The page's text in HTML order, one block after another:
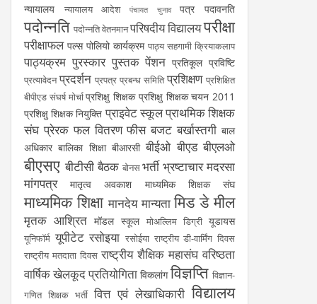
न्यायालय न्यायालय आदेश पंचायत चुनाव पत्र पदावनति
पदोन्नति पदोन्नति वेतनमानपरिषदीय विद्यालयपरीक्षा
परीक्षाफल पल्स पोलियो कार्यक्रम पाठ्य सहगामी क्रियाकलाप
पाठ्यक्रम पुरस्कार पुस्तक पेंशन प्रतिकूल प्रविष्टि
प्रत्यावेदन प्रदर्शन प्रपत्र प्रबन्ध समिति प्रशिक्षण प्रशिक्षित
बीपीएड संघर्ष मोर्चा प्रशिक्षु शिक्षक प्रशिक्षु शिक्षक चयन 2011
प्रशिक्षु शिक्षक नियुक्ति प्राइवेट स्कूलप्राथमिक शिक्षक
संघ प्रेरक फल वितरण फीस बजट बर्खास्तगी बाल
अधिकार बालिका शिक्षा बीआरसी बीईओ बीएड बीएलओ
बीएसए बीटीसी बैठक बोनस भर्ती भ्रष्टाचार मदरसा
मांगपत्र
मातृत्व अवकाश माध्यमिक शिक्षक संघ
माध्यमिक शिक्षा मानदेय मान्यता मिड डे मील
मृतक आश्रित मॉडल स्कूल मोअल्लिम डिग्री यूडायस
यूनिफॉर्म यूपीटेट रसोइया रसोईया राष्ट्रीय डी-वार्मिंग दिवस
राष्ट्रीय मतदाता दिवस राष्ट्रीय शैक्षिक महासंघ वरिष्ठता
वार्षिक खेलकूद प्रतियोगिता विकलांग विज्ञप्ति विज्ञान-
गणित शिक्षक भर्ती वित्त एवं लेखाधिकारी विद्यालय